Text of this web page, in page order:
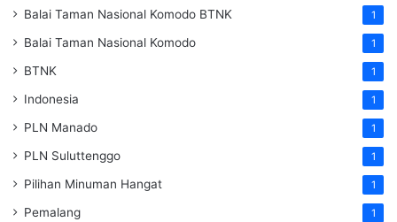
Balai Taman Nasional Komodo BTNK 1
Balai Taman Nasional Komodo 1
BTNK 1
Indonesia 1
PLN Manado 1
PLN Suluttenggo 1
Pilihan Minuman Hangat 1
Pemalang 1